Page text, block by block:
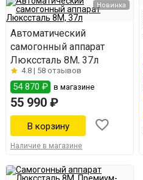
Новинка
Автоматический
самогонный аппарат
Люкссталь 8М, 37л
4.8 | 58 отзывов
54 870 ₽ в магазине
55 990 ₽
Наличие в магазине